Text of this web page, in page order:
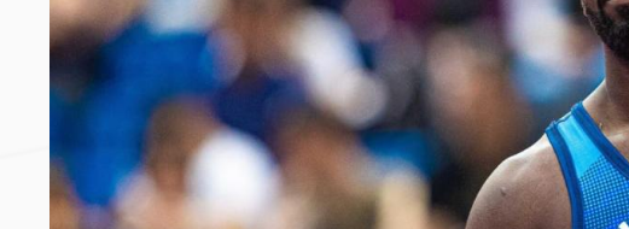
Sentenze Giudice Sportivo
Sentenze Tribunale Federale
Sentenze Corte Sportiva e Federale di Appello
Sentenze di 1° Grado
Sentenze CAF
Sentenze Tribunale Nazionale Arbitrato per lo
Sport
Dispositivi Tribunale Federale